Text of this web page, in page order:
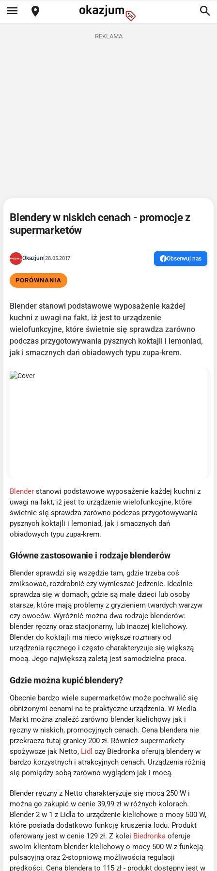
REKLAMA
Blendery w niskich cenach - promocje z
supermarketów
Okazjum28.05.2017 Obserwuj nas
PORÓWNANIA
Blender stanowi podstawowe wyposażenie każdej
kuchni z uwagi na fakt, iż jest to urządzenie
wielofunkcyjne, które świetnie się sprawdza zarówno
podczas przygotowywania pysznych koktajli i lemoniad,
jak i smacznych dań obiadowych typu zupa-krem.
Blender stanowi podstawowe wyposażenie każdej kuchni z
uwagi na fakt, iż jest to urządzenie wielofunkcyjne, które
świetnie się sprawdza zarówno podczas przygotowywania
pysznych koktajli i lemoniad, jak i smacznych dań
obiadowych typu zupa-krem.
Główne zastosowanie i rodzaje blenderów
Blender sprawdzi się wszędzie tam, gdzie trzeba coś
zmiksować, rozdrobnić czy wymieszać jedzenie. Idealnie
sprawdza się w domach, gdzie są małe dzieci lub osoby
starsze, które mają problemy z gryzieniem twardych warzyw
czy owoców. Wyróżnić można dwa rodzaje blenderów:
blender ręczny oraz stacjonarny, lub inaczej kielichowy.
Blender do koktajli ma nieco większe rozmiary od
urządzenia ręcznego i często charakteryzuje się większą
mocą. Jego największą zaletą jest samodzielna praca.
Gdzie można kupić blendery?
Obecnie bardzo wiele supermarketów może pochwalić się
obniżonymi cenami na te praktyczne urządzenia. W Media
Markt można znaleźć zarówno blender kielichowy jak i
ręczny w niskich, promocyjnych cenach. Cena blendera nie
przekracza tutaj granicy 200 zł. Również supermarkety
spożywcze jak Netto, Lidl czy Biedronka oferują blendery w
bardzo korzystnych i atrakcyjnych cenach. Urządzenia różnią
się pomiędzy sobą zarówno wyglądem jak i mocą.
Blender ręczny z Netto charakteryzuje się mocą 250 W i
można go zakupić w cenie 39,99 zł w różnych kolorach.
Blender 2 w 1 z Lidla to urządzenie kielichowe o mocy 500 W,
które posiada dodatkowo funkcję kruszenia lodu. Produkt
oferowany jest w cenie 129 zł. Z kolei Biedronka oferuje
swoim klientom blender kielichowy o mocy 500 W z funkcją
pulsacyjną oraz 2-stopniową możliwością regulacji
prędkości. Cena blendera to 115 zł - produkt dostępny jest w